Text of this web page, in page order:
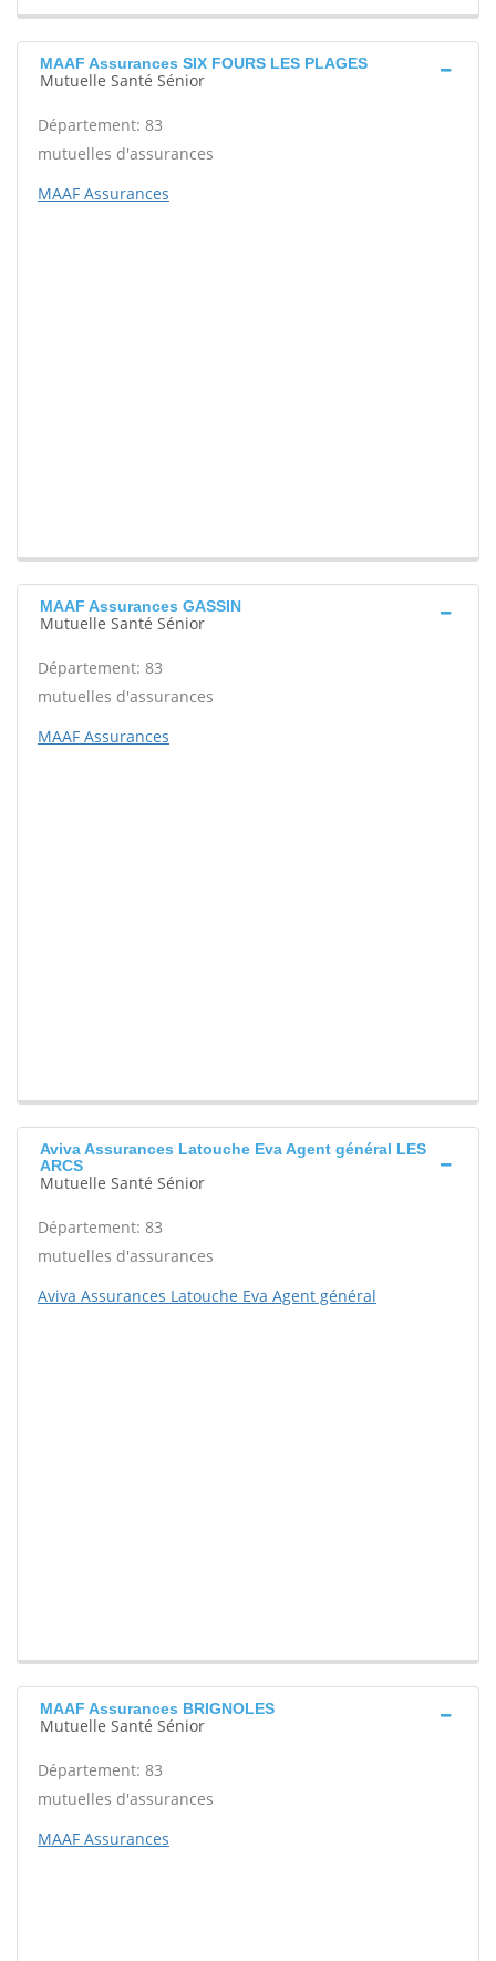
MAAF Assurances SIX FOURS LES PLAGES
Mutuelle Santé Sénior
Département: 83
mutuelles d'assurances
MAAF Assurances
MAAF Assurances GASSIN
Mutuelle Santé Sénior
Département: 83
mutuelles d'assurances
MAAF Assurances
Aviva Assurances Latouche Eva Agent général LES
ARCS
Mutuelle Santé Sénior
Département: 83
mutuelles d'assurances
Aviva Assurances Latouche Eva Agent général
MAAF Assurances BRIGNOLES
Mutuelle Santé Sénior
Département: 83
mutuelles d'assurances
MAAF Assurances